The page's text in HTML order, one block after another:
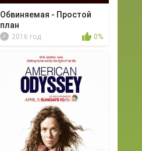
Обвиняемая - Простой
план
2016 год 0%